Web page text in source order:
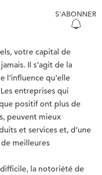
S’ABONNER
votre capital de
Il s’agit de la
qu’elle
entreprises qui
positif ont plus de
peuvent mieux
et services et, d’une
meilleures
la notoriété de